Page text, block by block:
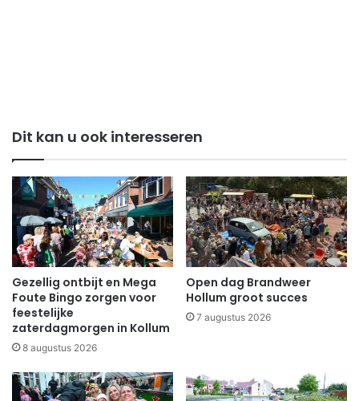
Dit kan u ook interesseren
Gezellig ontbijt en Mega
Foute Bingo zorgen voor
feestelijke
zaterdagmorgen in Kollum
8 augustus 2026
Open dag Brandweer
Hollum groot succes
7 augustus 2026